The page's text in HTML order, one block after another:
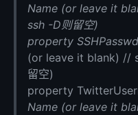
Name (or leave it
ssh -D则留空)
property
(or leave it blank) //
留空)
property
Name (or leave it